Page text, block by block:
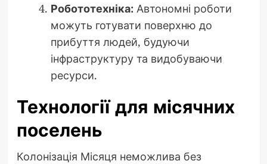
Робототехніка:Автономні роботи
можуть готувати поверхню до
прибуття людей, будуючи
інфраструктуру та видобуваючи
ресурси.
Технології для місячних
поселень
Колонізація Місяця неможлива без